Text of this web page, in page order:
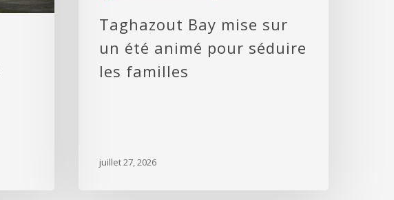
Taghazout Bay mise sur
un été animé pour séduire
les familles
juillet 27, 2026